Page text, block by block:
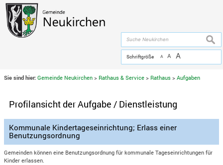
Zum Inhalt,zur Navigation
Schriftgröße A A A
Sie sind hier: Gemeinde Neukirchen > Rathaus & Service > Rathaus >Aufgaben
Profilansicht der Aufgabe / Dienstleistung
Kommunale Kindertageseinrichtung; Erlass einer
Benutzungsordnung
Gemeinden können eine Benutzungsordnung für kommunale Tageseinrichtungen für
Kinder erlassen.